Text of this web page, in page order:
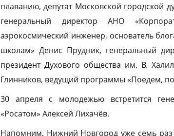
плаванию, депутат Московской городской
генеральный директор АНО
аэрокосмический инженер, основатель
школам» Денис Прудник, генеральный
президент Духового общества им. В.
Глинников, ведущий программы «Поедем,
30 апреля с молодежью встретится
«Росатом» Алексей Лихачёв.
Напомним, Нижний Новгород уже семь